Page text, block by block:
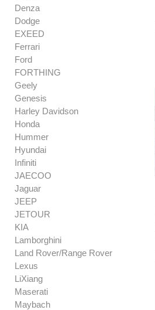
Denza
Dodge
EXEED
Ferrari
Ford
FORTHING
Geely
Genesis
Harley Davidson
Honda
Hummer
Hyundai
Infiniti
JAECOO
Jaguar
JEEP
JETOUR
KIA
Lamborghini
Land Rover/Range Rover
Lexus
LiXiang
Maserati
Maybach